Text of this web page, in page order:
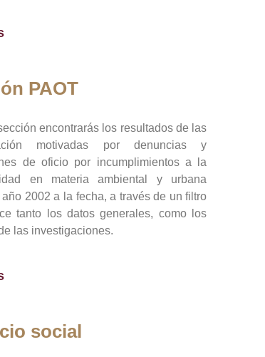
PAOT
encontrarás los resultados de las
motivadas por denuncias y
de oficio por incumplimientos a la
en materia ambiental y urbana
2002 a la fecha, a través de un filtro
tanto los datos generales, como los
las investigaciones.
social